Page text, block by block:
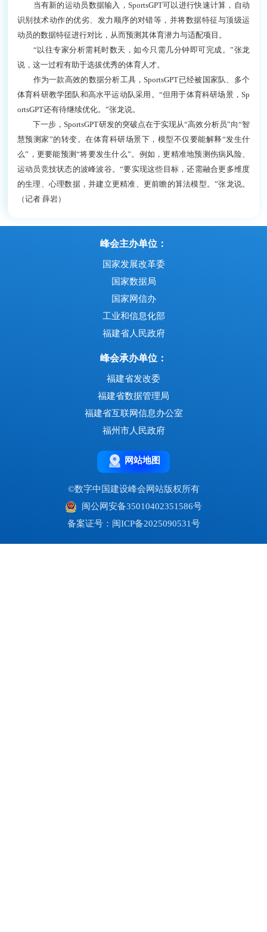
当有新的运动员数据输入，SportsGPT可以进行快速计算，自动
识别技术动作的优劣、发力顺序的对错等，并将数据特征与顶级运
动员的数据特征进行对比，从而预测其体育潜力与适配项目。
“以往专家分析需耗时数天，如今只需几分钟即可完成。”张龙
说，这一过程有助于选拔优秀的体育人才。
作为一款高效的数据分析工具，SportsGPT已经被国家队、多个
体育科研教学团队和高水平运动队采用。“但用于体育科研场景，Sp
ortsGPT还有待继续优化。”张龙说。
下一步，SportsGPT研发的突破点在于实现从“高效分析员”向“智
慧预测家”的转变。在体育科研场景下，模型不仅要能解释“发生什
么”，更要能预测“将要发生什么”。例如，更精准地预测伤病风险、
运动员竞技状态的波峰波谷。“要实现这些目标，还需融合更多维度
的生理、心理数据，并建立更精准、更前瞻的算法模型。”张龙说。
（记者 薛岩）
峰会主办单位：
国家发展改革委
国家数据局
国家网信办
工业和信息化部
福建省人民政府
峰会承办单位：
福建省发改委
福建省数据管理局
福建省互联网信息办公室
福州市人民政府
网站地图
©数字中国建设峰会网站版权所有
闽公网安备35010402351586号
备案证号：闽ICP备2025090531号